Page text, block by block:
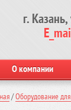
г.
О компании
/ Оборудование